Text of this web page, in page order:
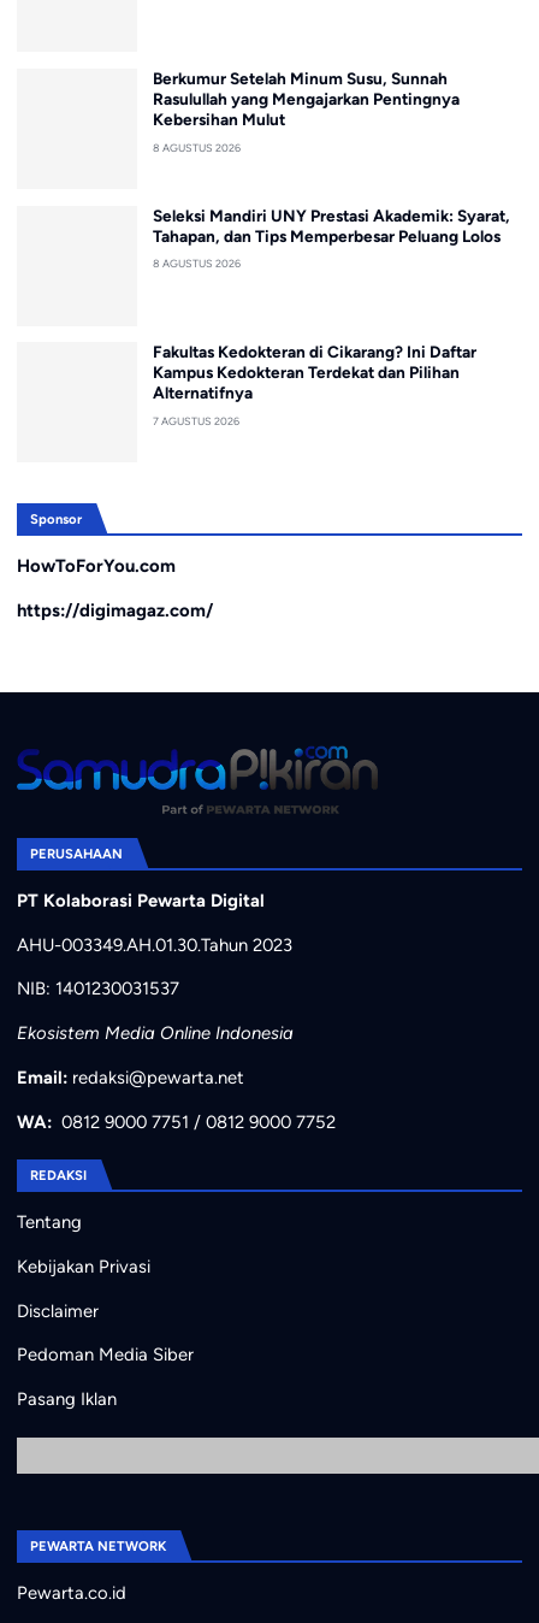
Berkumur Setelah Minum Susu, Sunnah
Rasulullah yang Mengajarkan Pentingnya
Kebersihan Mulut
8 AGUSTUS 2026
Seleksi Mandiri UNY Prestasi Akademik: Syarat,
Tahapan, dan Tips Memperbesar Peluang Lolos
8 AGUSTUS 2026
Fakultas Kedokteran di Cikarang? Ini Daftar
Kampus Kedokteran Terdekat dan Pilihan
Alternatifnya
7 AGUSTUS 2026
Sponsor
HowToForYou.com
https://digimagaz.com/
PERUSAHAAN
PT Kolaborasi Pewarta Digital
AHU-003349.AH.01.30.Tahun 2023
NIB: 1401230031537
Ekosistem Media Online Indonesia
Email: redaksi@pewarta.net
WA: 0812 9000 7751 / 0812 9000 7752
REDAKSI
Tentang
Kebijakan Privasi
Disclaimer
Pedoman Media Siber
Pasang Iklan
PEWARTA NETWORK
Pewarta.co.id